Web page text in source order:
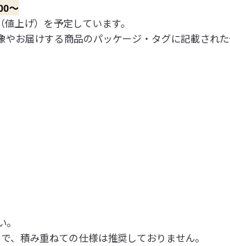
～
上げ）を予定しています。
お届けする商品のパッケージ・タグに記載され
積み重ねての仕様は推奨しておりません。